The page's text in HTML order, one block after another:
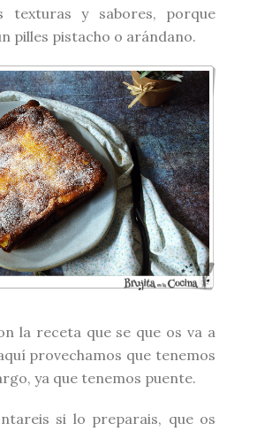
texturas y sabores, porque
pilles pistacho o arándano.
la receta que se que os va a
provechamos que tenemos
ya que tenemos puente.
si lo preparais, que os